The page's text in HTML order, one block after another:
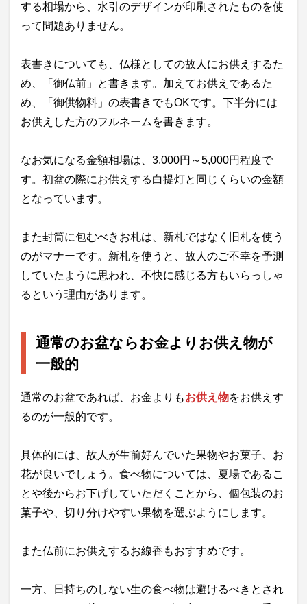
する相場から、水引のデザインが印刷されたものを使
って問題ありません。
表書きについても、仏様としての故人にお供えするた
め、「御仏前」と書きます。加えてお供えであるた
め、「御供物料」の表書きでもOKです。下半分には
お供えした方のフルネームを書きます。
なお気になる金額相場は、3,000円～5,000円程度で
す。初盆の際にお供えする白提灯と同じくらいの金額
となっています。
また封筒に包むべきお札は、新札ではなく旧札を使う
のがマナーです。新札を使うと、故人のご不幸を予測
していたように思われ、不快に感じる方もいらっしゃ
るという理由があります。
通常のお盆ならお金よりお供え物が
一般的
通常のお盆であれば、お金よりもお供え物をお供えす
るのが一般的です。
具体的には、故人が生前好んでいた果物やお菓子、お
花が良いでしょう。食べ物については、夏場であるこ
とや後からお下げしていただくことから、個包装のお
菓子や、切り分けやすい果物を選ぶようにします。
また仏前にお供えするお線香もおすすめです。
一方、日持ちのしない生の食べ物は避けるべきとされ